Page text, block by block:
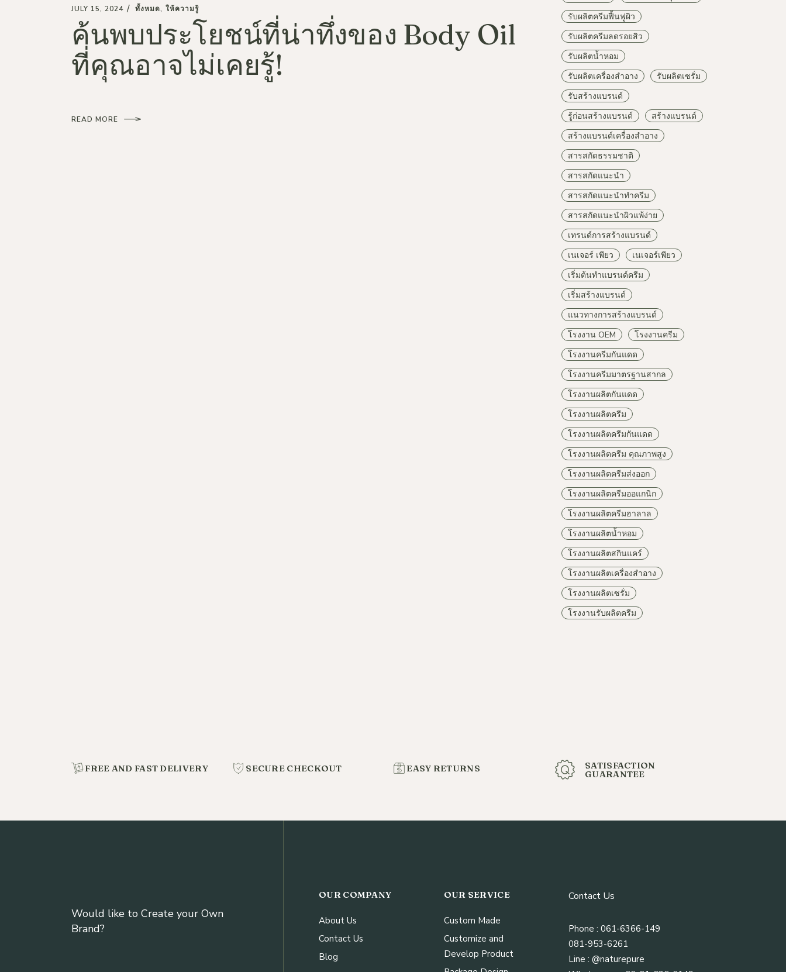
JULY 15, 2024 ทั้งหมด ให้ความรู้
ค้นพบประโยชน์ที่น่าทึ่งของ Body Oil
ที่คุณอาจไม่เคยรู้!
READ MORE
รับผลิตครีมฟื้นฟูผิว
รับผลิตครีมลดรอยสิว
รับผลิตน้ำหอม
รับผลิตเครื่องสำอาง
รับผลิตเซรั่ม
รับสร้างแบรนด์
รู้ก่อนสร้างแบรนด์
สร้างแบรนด์
สร้างแบรนด์เครื่องสำอาง
สารสกัดธรรมชาติ
สารสกัดแนะนำ
สารสกัดแนะนำทำครีม
สารสกัดแนะนำผิวแพ้ง่าย
เทรนด์การสร้างแบรนด์
เนเจอร์ เพียว
เนเจอร์เพียว
เริ่มต้นทำแบรนด์ครีม
เริ่มสร้างแบรนด์
แนวทางการสร้างแบรนด์
โรงงาน OEM
โรงงานครีม
โรงงานครีมกันแดด
โรงงานครีมมาตรฐานสากล
โรงงานผลิตกันแดด
โรงงานผลิตครีม
โรงงานผลิตครีมกันแดด
โรงงานผลิตครีม คุณภาพสูง
โรงงานผลิตครีมส่งออก
โรงงานผลิตครีมออแกนิก
โรงงานผลิตครีมฮาลาล
โรงงานผลิตน้ำหอม
โรงงานผลิตสกินแคร์
โรงงานผลิตเครื่องสำอาง
โรงงานผลิตเซรั่ม
โรงงานรับผลิตครีม
FREE AND FAST DELIVERY SECURE CHECKOUT EASY RETURNS SATISFACTION
GUARANTEE
Would like to Create your Own
Brand?
OUR COMPANY
About Us
Contact Us
Blog
OUR SERVICE
Custom Made
Customize and
Develop Product
Contact Us
Phone : 061-6366-149
081-953-6261
Line : @naturepure